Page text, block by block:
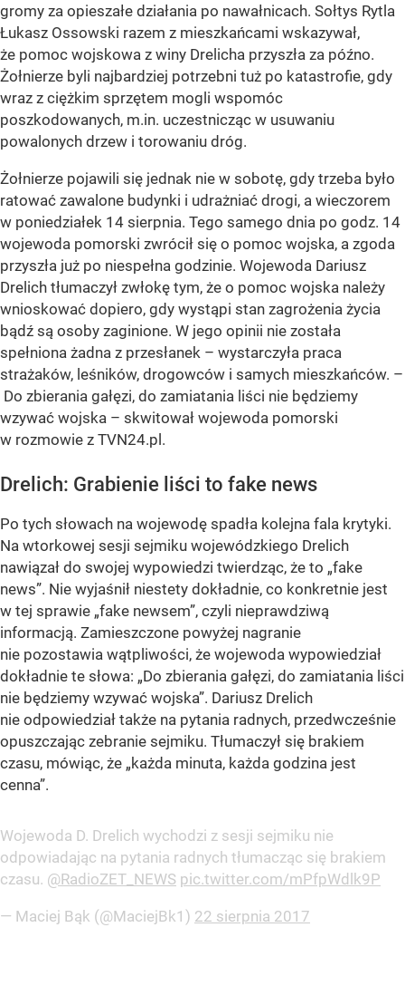
gromy za opieszałe działania po nawałnicach. Sołtys Rytla
Łukasz Ossowski razem z mieszkańcami wskazywał,
że pomoc wojskowa z winy Drelicha przyszła za późno.
Żołnierze byli najbardziej potrzebni tuż po katastrofie, gdy
wraz z ciężkim sprzętem mogli wspomóc
poszkodowanych, m.in. uczestnicząc w usuwaniu
powalonych drzew i torowaniu dróg.
Żołnierze pojawili się jednak nie w sobotę, gdy trzeba było
ratować zawalone budynki i udrażniać drogi, a wieczorem
w poniedziałek 14 sierpnia. Tego samego dnia po godz. 14
wojewoda pomorski zwrócił się o pomoc wojska, a zgoda
przyszła już po niespełna godzinie. Wojewoda Dariusz
Drelich tłumaczył zwłokę tym, że o pomoc wojska należy
wnioskować dopiero, gdy wystąpi stan zagrożenia życia
bądź są osoby zaginione. W jego opinii nie została
spełniona żadna z przesłanek – wystarczyła praca
strażaków, leśników, drogowców i samych mieszkańców. –
Do zbierania gałęzi, do zamiatania liści nie będziemy
wzywać wojska – skwitował wojewoda pomorski
w rozmowie z TVN24.pl.
Drelich: Grabienie liści to fake news
Po tych słowach na wojewodę spadła kolejna fala krytyki.
Na wtorkowej sesji sejmiku wojewódzkiego Drelich
nawiązał do swojej wypowiedzi twierdząc, że to „fake
news”. Nie wyjaśnił niestety dokładnie, co konkretnie jest
w tej sprawie „fake newsem”, czyli nieprawdziwą
informacją. Zamieszczone powyżej nagranie
nie pozostawia wątpliwości, że wojewoda wypowiedział
dokładnie te słowa: „Do zbierania gałęzi, do zamiatania liści
nie będziemy wzywać wojska”. Dariusz Drelich
nie odpowiedział także na pytania radnych, przedwcześnie
opuszczając zebranie sejmiku. Tłumaczył się brakiem
czasu, mówiąc, że „każda minuta, każda godzina jest
cenna”.
Wojewoda D. Drelich wychodzi z sesji sejmiku nie
odpowiadając na pytania radnych tłumacząc się brakiem
czasu. @RadioZET_NEWS pic.twitter.com/mPfpWdlk9P
— Maciej Bąk (@MaciejBk1) 22 sierpnia 2017